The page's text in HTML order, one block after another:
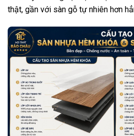
thật, gần với sàn gỗ tự nhiên hơn